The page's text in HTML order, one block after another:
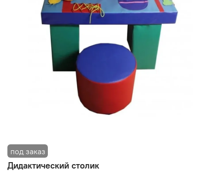
Дидактический столик